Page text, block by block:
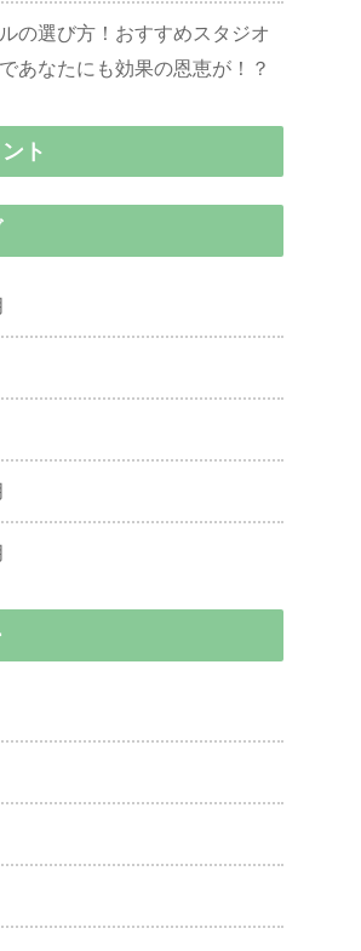
の選び方！おすすめスタジオ
あなたにも効果の恩恵が！？
ト